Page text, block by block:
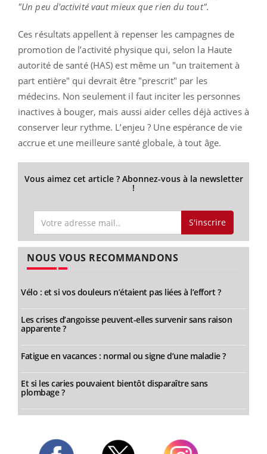
"Un peu d'activité vaut mieux que rien du tout".
Ces résultats appellent à repenser les campagnes de
promotion de l’activité physique qui, selon la Haute
autorité de santé (HAS) est même un "un traitement à
part entière" qui devrait être "prescrit" par les
médecins. Non seulement il faut inciter les personnes
inactives à bouger, mais aussi aider celles déjà actives à
conserver leur rythme. L’enjeu ? Une espérance de vie
accrue et une meilleure santé globale, à tout âge.
Vous aimez cet article ? Abonnez-vous à la newsletter
!
S'inscrire
NOUS VOUS RECOMMANDONS
Vélo : et si vos douleurs n’étaient pas liées à l’effort ?
Les crises d’angoisse peuvent-elles survenir sans raison
apparente ?
Fatigue en vacances : normal ou signe d’une maladie ?
Et si les caries pouvaient bientôt disparaître sans
plombage ?